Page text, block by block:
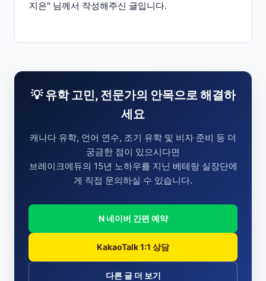
지은" 님께서 작성해주신 글입니다.
💡 유학 고민, 전문가의 안목으로 해결하
세요
캐나다 유학, 언어 연수, 조기 유학 및 비자 준비 등 더
궁금한 점이 있으시다면
브레이크에듀의 15년 노하우를 지닌 베테랑 실장단에
게 직접 문의하실 수 있습니다.
N 네이버 간편 예약
KakaoTalk 1:1 상담
다른 글 더 보기